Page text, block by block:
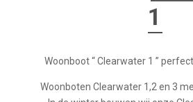
1
Woonboot “ Clearwater 1 ”
Woonboten Clearwater 1,2 en 3